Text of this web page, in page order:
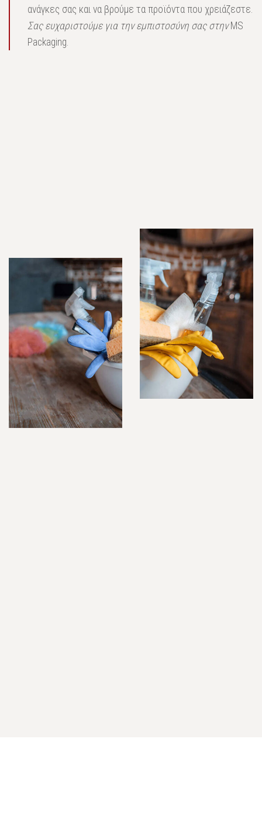
ανάγκες σας και να βρούμε τα προϊόντα που χρειάζεστε.
Σας ευχαριστούμε για την εμπιστοσύνη σας στην MS
Packaging.